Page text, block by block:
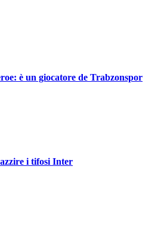
è un giocatore de Trabzonspor
i tifosi Inter